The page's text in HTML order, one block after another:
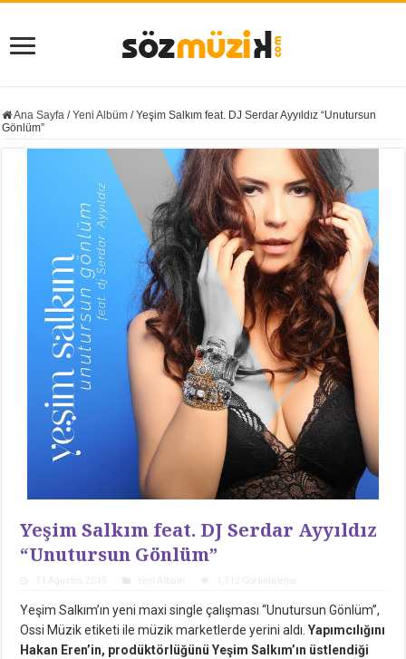
Ana Sayfa / Yeni Albüm / Yeşim Salkım feat. DJ Serdar Ayyıldız “Unutursun
Gönlüm”
Yeşim Salkım feat. DJ Serdar Ayyıldız
“Unutursun Gönlüm”
Yeşim Salkım’ın yeni maxi single çalışması “Unutursun Gönlüm”,
Ossi Müzik etiketi ile müzik marketlerde yerini aldı.Yapımcılığını
Hakan Eren’in, prodüktörlüğünü Yeşim Salkım’ın üstlendiği